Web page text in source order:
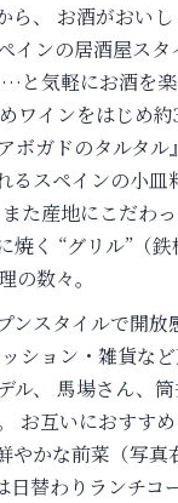
ら、 お酒がおい
インの居酒屋スタ
と気軽にお酒を
ワインをはじめ約
ボガドのタルタル
るスペインの小皿
た産地にこだわ
焼く “グリル”（鉄
数々。
ンスタイルで開放
ション・雑貨な
ル、 馬場さん、
お互いにおすすめ
やかな前菜（写真
日替わりランチコ